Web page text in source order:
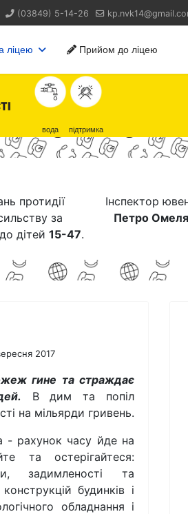
(03849) 5-14-26
ліцею Прийом до ліцею
вода підтримка
протидії
за
дітей 15-47.
Інспектор
Петро
2017
гине та страждає
В дим та попіл
на мільярди гривень.
рахунок часу йде на
та остерігайтеся:
задимленості та
будинків і
обладнання і